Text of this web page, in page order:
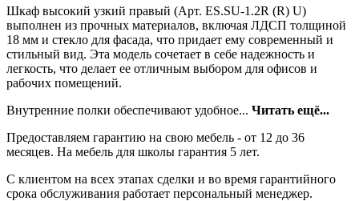
Шкаф высокий узкий правый (Арт. ES.SU-1.2R (R) U)
выполнен из прочных материалов, включая ЛДСП толщиной
18 мм и стекло для фасада, что придает ему современный и
стильный вид. Эта модель сочетает в себе надежность и
легкость, что делает ее отличным выбором для офисов и
рабочих помещений.
Внутренние полки обеспечивают удобное... Читать ещё...
Предоставляем гарантию на свою мебель - от 12 до 36
месяцев. На мебель для школы гарантия 5 лет.
С клиентом на всех этапах сделки и во время гарантийного
срока обслуживания работает персональный менеджер.